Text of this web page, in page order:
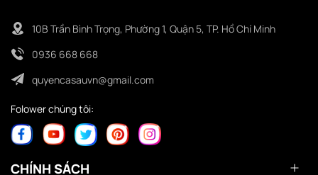
10B Trần Bình Trọng, Phường 1, Quận 5, TP. Hồ Chí Minh
0936 668 668
quyencasauvn@gmail.com
Folower chúng tôi:
CHÍNH SÁCH